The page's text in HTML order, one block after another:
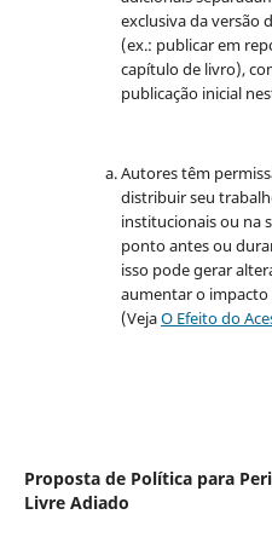
exclusiva da versão
(ex.: publicar em
capítulo de livro),
publicação inicial
Autores têm
distribuir seu
institucionais ou na
ponto antes ou
isso pode gerar
aumentar o
(VejaO Efeito do
Proposta de Política para
Livre Adiado